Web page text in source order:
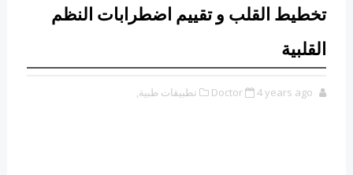
تخطيط القلب و تقييم اضطرابات النظم
القلبية
Doctor 4 years ago تطبيقات طبية,